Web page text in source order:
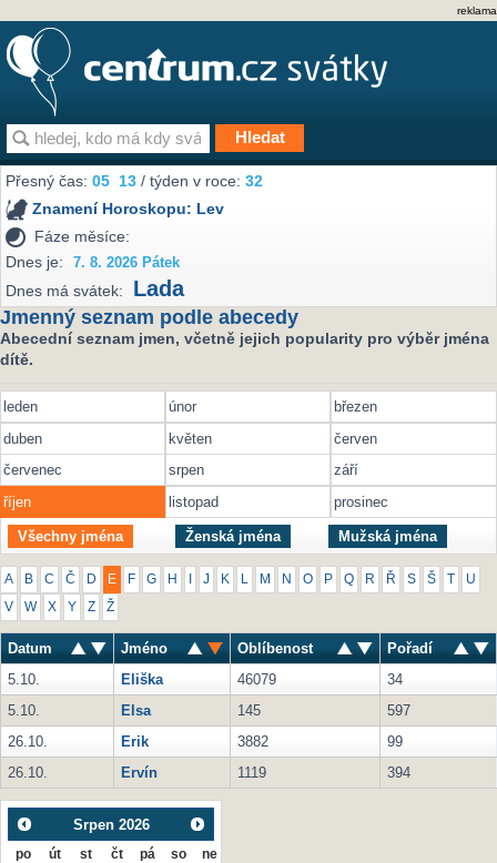
reklama
Přesný čas:05 13 / týden v roce:32
Znamení Horoskopu: Lev
Fáze měsíce:
Dnes je:
7. 8. 2026 Pátek
Dnes má svátek: Lada
Jmenný seznam podle abecedy
Abecední seznam jmen, včetně jejich popularity pro výběr jména
dítě.
leden únor
březen
duben
květen
červen
červenec
srpen
září
říjen
listopad prosinec
Všechny jména Ženská jména Mužská jména
A B C Č D E F G H J K M N O P Q R Ř S Š U
V W X Y Z Ž
Datum Jméno Oblíbenost
Pořadí
5.10.
Eliška 46079
34
5.10.
Elsa 145
597
26.10.
Erik 3882
99
26.10.
Ervín 1119 394
Srpen 2026
po út st čt pá so ne